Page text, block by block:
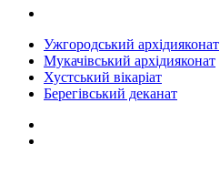
Ужгородський архідияконат
Мукачівський архідияконат
Хустський вікаріат
Берегівський деканат